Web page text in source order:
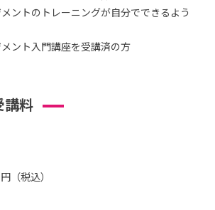
ントのトレーニングが自分でできるよう
ント入門講座を受講済の方
講料
（税込）